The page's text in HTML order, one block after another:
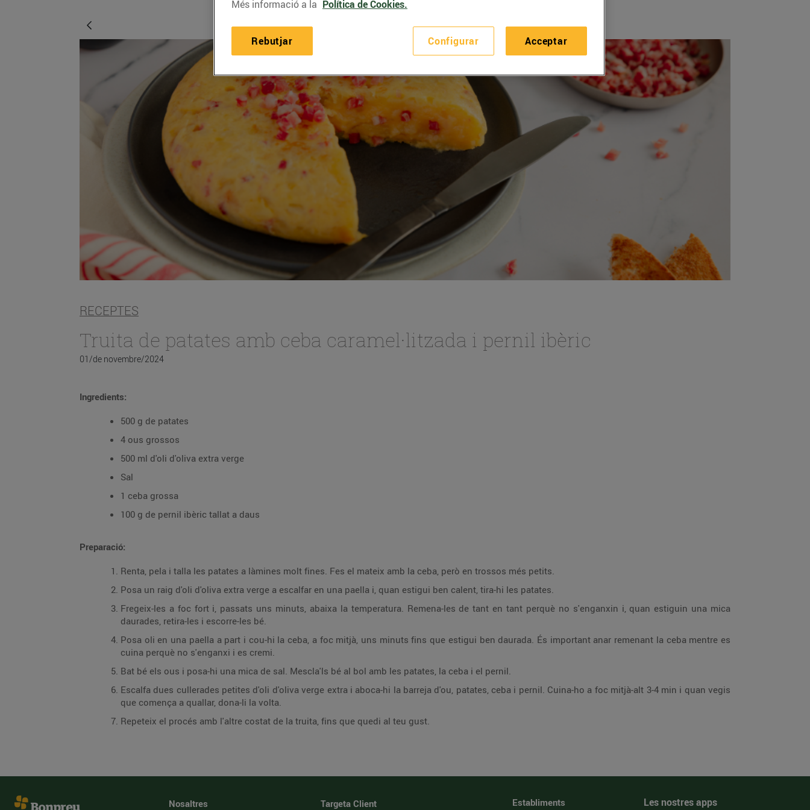
RECEPTES
Truita de patates amb ceba caramel·litzada i pernil ibèric
01/de novembre/2024
Ingredients:
500 g de patates
4 ous grossos
500 ml d'oli d'oliva extra verge
Sal
1 ceba grossa
100 g de pernil ibèric tallat a daus
Preparació:
Renta, pela i talla les patates a làmines molt fines. Fes el mateix amb la ceba, però en trossos més petits.
Posa un raig d'oli d'oliva extra verge a escalfar en una paella i, quan estigui ben calent, tira-hi les patates.
Fregeix-les a foc fort i, passats uns minuts, abaixa la temperatura. Remena-les de tant en tant perquè no s'enganxin i, quan estiguin una mica
daurades, retira-les i escorre-les bé.
Posa oli en una paella a part i cou-hi la ceba, a foc mitjà, uns minuts fins que estigui ben daurada. És important anar remenant la ceba mentre es
cuina perquè no s'enganxi i es cremi.
Bat bé els ous i posa-hi una mica de sal. Mescla'ls bé al bol amb les patates, la ceba i el pernil.
Escalfa dues cullerades petites d'oli d'oliva verge extra i aboca-hi la barreja d'ou, patates, ceba i pernil. Cuina-ho a foc mitjà-alt 3-4 min i quan vegis
que comença a quallar, dona-li la volta.
Repeteix el procés amb l'altre costat de la truita, fins que quedi al teu gust.
Nosaltres Targeta Client Establiments Les nostres apps
Més informació a la Política de Cookies.
Configurar
Rebutjar Acceptar